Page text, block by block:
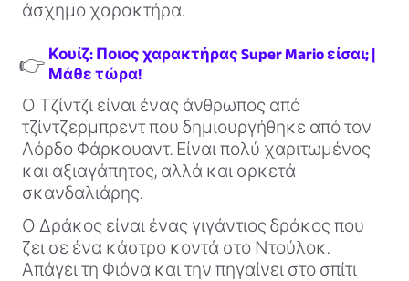
άσχημο χαρακτήρα.
👉 Κουίζ: Ποιος χαρακτήρας Super Mario είσαι; |
Μάθε τώρα!
Ο Τζίντζι είναι ένας άνθρωπος από
τζίντζερμπρεντ που δημιουργήθηκε από τον
Λόρδο Φάρκουαντ. Είναι πολύ χαριτωμένος
και αξιαγάπητος, αλλά και αρκετά
σκανδαλιάρης.
Ο Δράκος είναι ένας γιγάντιος δράκος που
ζει σε ένα κάστρο κοντά στο Ντούλοκ.
Απάγει τη Φιόνα και την πηγαίνει στο σπίτι